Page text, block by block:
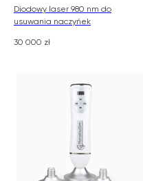
Diodowy laser 980 nm do
usuwania naczyńek
30 000 zł